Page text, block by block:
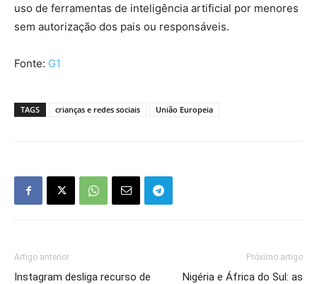
uso de ferramentas de inteligência artificial por menores
sem autorização dos pais ou responsáveis.
Fonte: G1
TAGS crianças e redes sociais União Europeia
Artigo anterior
Instagram desliga recurso de
Próximo artigo
Nigéria e África do Sul: as